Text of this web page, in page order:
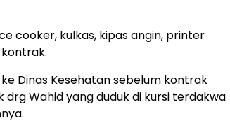
cooker, kulkas, kipas angin, printer
Dinas Kesehatan sebelum kontrak
drg Wahid yang duduk di kursi terdakwa